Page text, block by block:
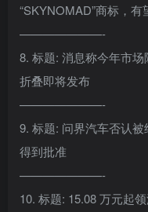
“SKYNOMAD”商标，
———————-
8. 标题: 消息称今年市
折叠即将发布
———————-
9. 标题: 问界汽车否认
得到批准
———————-
10. 标题: 15.08 万元起